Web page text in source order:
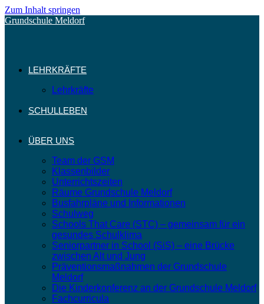
Zum Inhalt springen
Grundschule Meldorf
LEHRKRÄFTE
Lehrkräfte
SCHULLEBEN
ÜBER UNS
Team der GSM
Klassenbilder
Unterrichtszeiten
Räume Grundschule Meldorf
Busfahrpläne und Informationen
Schulweg
Schools That Care (STC) – gemeinsam für ein
gesundes Schulklima
Seniorpartner in School (SiS) – eine Brücke
zwischen Alt und Jung
Präventionsmaßnahmen der Grundschule
Meldorf
Die Kinderkonferenz an der Grundschule Meldorf
Fachcurricula